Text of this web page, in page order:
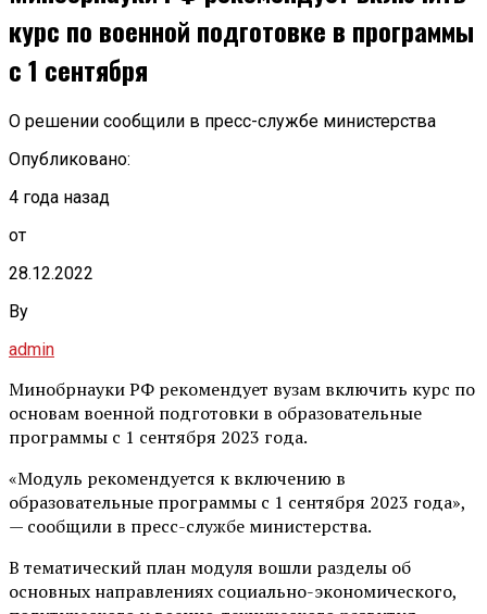
курс по военной подготовке в программы
с 1 сентября
О решении сообщили в пресс-службе министерства
Опубликовано:
4 года назад
от
28.12.2022
By
admin
Минобрнауки РФ рекомендует вузам включить курс по
основам военной подготовки в образовательные
программы с 1 сентября 2023 года.
«Модуль рекомендуется к включению в
образовательные программы с 1 сентября 2023 года»,
— сообщили в пресс-службе министерства.
В тематический план модуля вошли разделы об
основных направлениях социально-экономического,